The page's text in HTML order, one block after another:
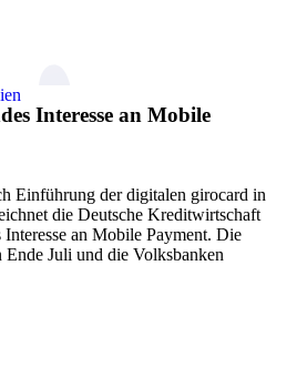
Interesse an Mobile
Einführung der digitalen girocard in
die Deutsche Kreditwirtschaft
Interesse an Mobile Payment. Die
Ende Juli und die Volksbanken